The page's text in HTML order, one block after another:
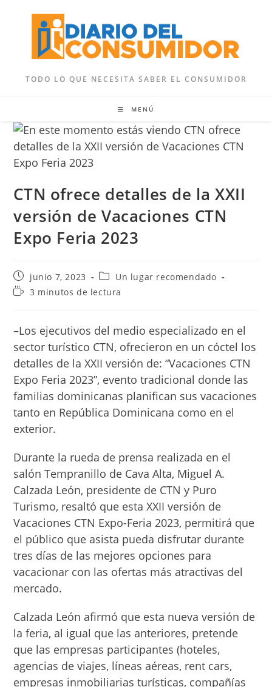
contenido
TODO LO QUE NECESITA SABER EL CONSUMIDOR
MENÚ
CTN ofrece detalles de la XXII
versión de Vacaciones CTN
Expo Feria 2023
Publicación
de
la
junio 7, 2023
Categoría
de
la
Un lugar recomendado
Tiempo3 minutos de lectura
–Los ejecutivos del medio especializado en el
sector turístico CTN, ofrecieron en un cóctel los
detalles de la XXII versión de: “Vacaciones CTN
Expo Feria 2023”, evento tradicional donde las
familias dominicanas planifican sus vacaciones
tanto en República Dominicana como en el
exterior.
Durante la rueda de prensa realizada en el
salón Tempranillo de Cava Alta, Miguel A.
Calzada León, presidente de CTN y Puro
Turismo, resaltó que esta XXII versión de
Vacaciones CTN Expo-Feria 2023, permitirá que
el público que asista pueda disfrutar durante
tres días de las mejores opciones para
vacacionar con las ofertas más atractivas del
mercado.
Calzada León afirmó que esta nueva versión de
la feria, al igual que las anteriores, pretende
que las empresas participantes (hoteles,
agencias de viajes, líneas aéreas, rent cars,
empresas inmobiliarias turísticas, compañías